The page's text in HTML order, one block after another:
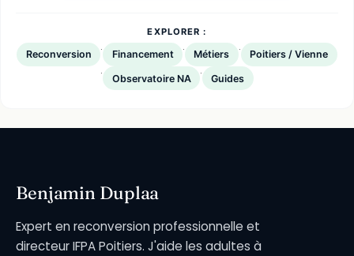
EXPLORER :
Reconversion · Financement · Métiers · Poitiers / Vienne
· Observatoire NA · Guides
Benjamin Duplaa
Expert en reconversion professionnelle et
directeur IFPA Poitiers. J'aide les adultes à